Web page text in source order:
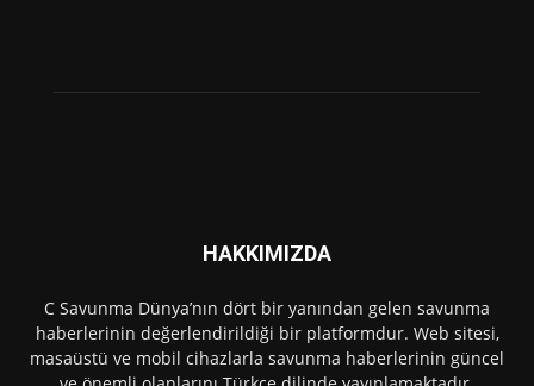
HAKKIMIZDA
C Savunma Dünya’nın dört bir yanından gelen savunma
haberlerinin değerlendirildiği bir platformdur. Web sitesi,
masaüstü ve mobil cihazlarla savunma haberlerinin güncel